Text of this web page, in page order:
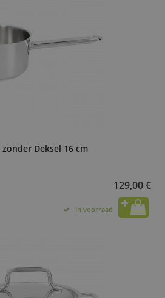
Deksel 16 cm
129,00 €
In voorraad